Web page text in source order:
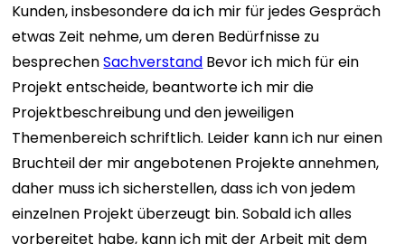
Kunden, insbesondere da ich mir für jedes Gespräch
etwas Zeit nehme, um deren Bedürfnisse zu
besprechenSachverstand Bevor ich mich für ein
Projekt entscheide, beantworte ich mir die
Projektbeschreibung und den jeweiligen
Themenbereich schriftlich. Leider kann ich nur einen
Bruchteil der mir angebotenen Projekte annehmen,
daher muss ich sicherstellen, dass ich von jedem
einzelnen Projekt überzeugt bin.Sobald ich alles
vorbereitet habe, kann ich mit der Arbeit mit dem